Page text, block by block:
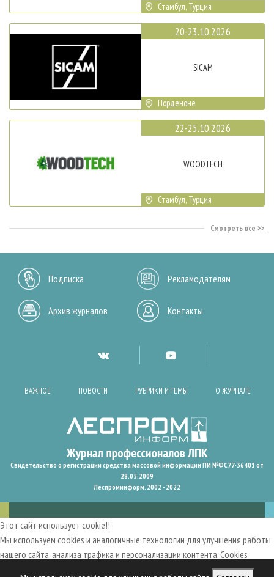
Стамбул, Турция
20-23.10.2026
SICAM
Порденоне
22-25.10.2026
WOODTECH
Стамбул, Турция
Смотреть все
Подписка Рекламодателям
Архив журналов Контакты
ВАЖНОЕ НОВОСТИ РУБРИКИ И ТЕМЫ О ЖУРНАЛЕ
Свидетельство о регистрации средства массовой информации ПИ №ФС77-36401 от
28.05.2009
Леспроминформ. 2002 - 2022
Этот сайт использует cookie!!
Мы используем cookies и аналогичные технологии для улучшения работы
нашего сайта, анализа трафика и персонализации контента. Cookies